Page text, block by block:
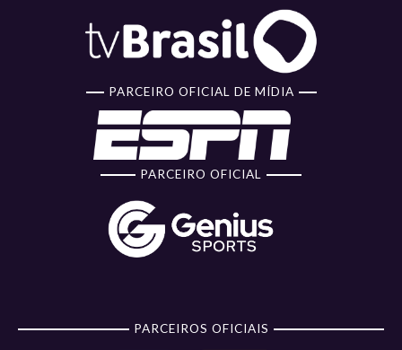
PARCEIRO OFICIAL DE MÍDIA
PARCEIRO OFICIAL
PARCEIROS OFICIAIS